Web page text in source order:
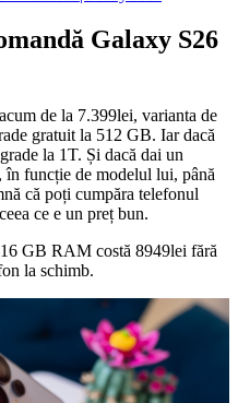
Galaxy S26
de la 7.399lei, varianta de
gratuit la 512 GB. Iar dacă
la 1T. Și dacă dai un
funcție de modelul lui, până
că poți cumpăra telefonul
ce e un preț bun.
GB RAM costă 8949lei fără
la schimb.